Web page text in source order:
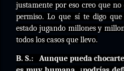
justamente por eso creo que
permiso. Lo que sí te digo
estado jugando millones y
todos los casos que llevo.
B. S.:
Aunque pueda